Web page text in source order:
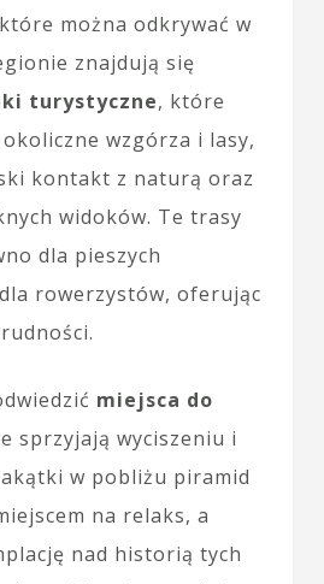
można odkrywać w
znajdują się
turystyczne, które
wzgórza i lasy,
kontakt z naturą oraz
widoków. Te trasy
dla pieszych
rowerzystów, oferując
miejsca do
sprzyjają wyciszeniu i
w pobliżu piramid
na relaks, a
nad historią tych